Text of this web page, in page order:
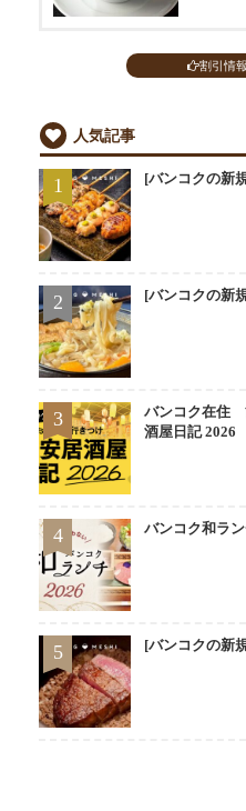
割引情
人気記事
1 [バンコクの新
2 [バンコクの新
3
バンコク在住
酒屋日記 2026
4 バンコク和ラ
5 [バンコクの新